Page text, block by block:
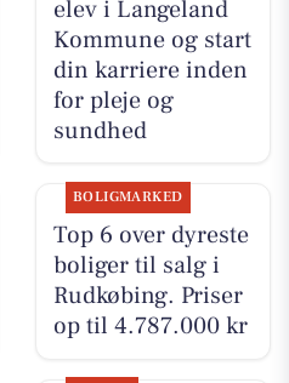
elev i Langeland
Kommune og start
din karriere inden
for pleje og
sundhed
BOLIGMARKED
Top 6 over dyreste
boliger til salg i
Rudkøbing. Priser
op til 4.787.000 kr